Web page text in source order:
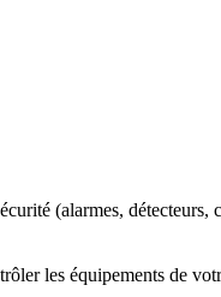
(alarmes,
les équipements de